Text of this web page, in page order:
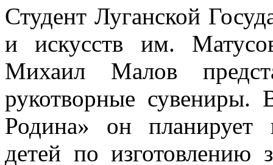
Студент Луганской
и искусств им.
Михаил Малов
рукотворные
Родина» он планирует
детей по изготовлению